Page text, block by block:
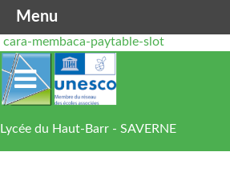
cara-membaca-paytable-slot
Lycée du Haut-Barr - SAVERNE
Menu